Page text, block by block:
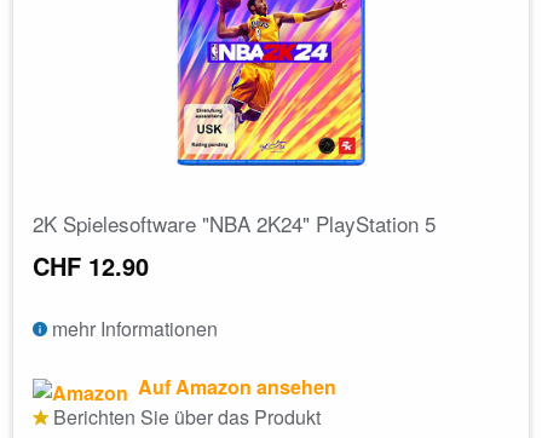
2K Spielesoftware "NBA 2K24" PlayStation 5
CHF 12.90
mehr Informationen
Auf Amazon ansehen
Berichten Sie über das Produkt